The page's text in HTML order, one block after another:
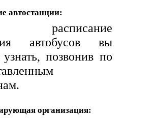
автостанции:
расписание
автобусов вы
позвонив по
организация: